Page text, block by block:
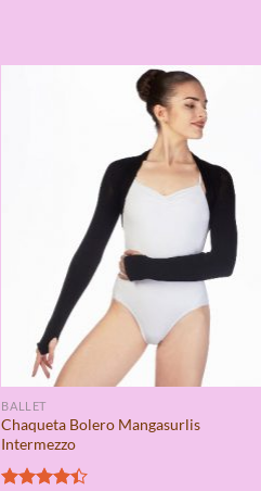
BALLET
Chaqueta Bolero Mangasurlis
Intermezzo